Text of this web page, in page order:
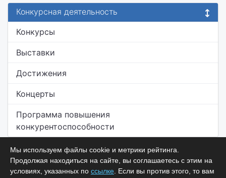
Конкурсная деятельность
Конкурсы
Выставки
Достижения
Концерты
Программа повышения
конкурентоспособности
Мы используем файлы cookie и метрики рейтинга.
Продолжая находиться на сайте, вы соглашаетесь с этим на
условиях, указанных по ссылке . Если вы против этого, то вам